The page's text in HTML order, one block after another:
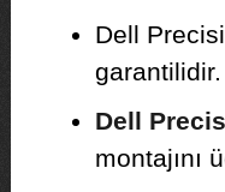
Dell
garantilidir.
Dell
montajını